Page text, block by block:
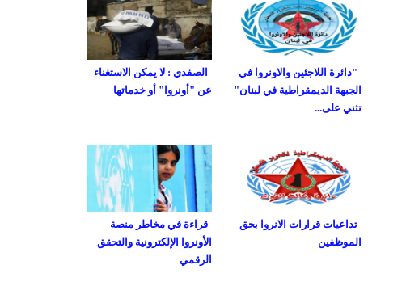
الصفدي : لا يمكن الاستغناء
عن "أونروا" أو خدماتها
"دائرة اللاجئين والاونروا في
الجبهة الديمقراطية في لبنان"
تثني على...
قراءة في مخاطر منصة
الأونروا الإلكترونية والتحقق
الرقمي
تداعيات قرارات الانروا بحق
الموظفين